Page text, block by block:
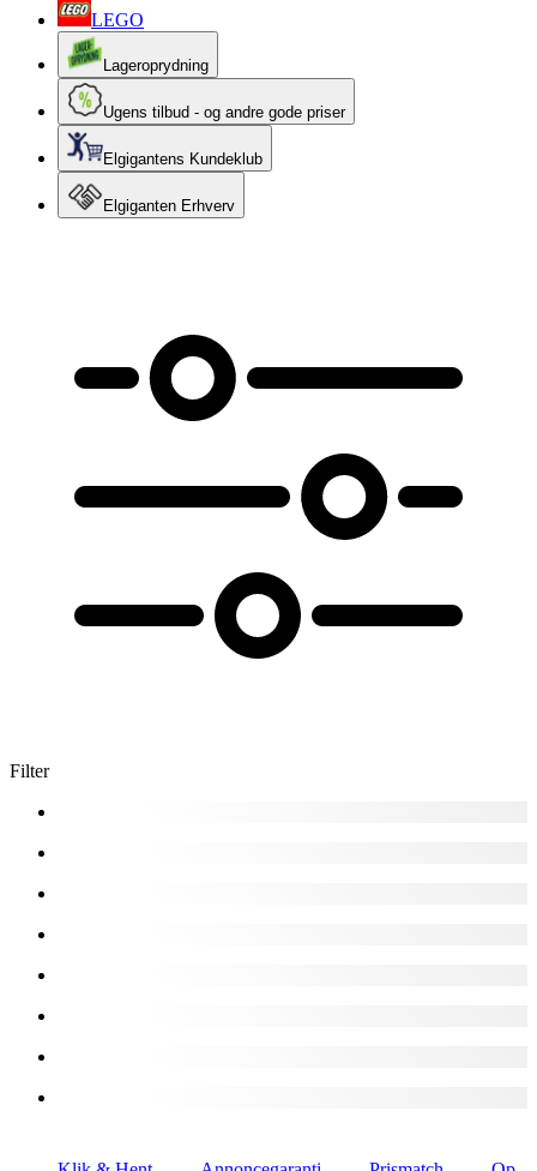
LEGO
Lageroprydning
Ugens tilbud - og andre gode priser
Elgigantens Kundeklub
Elgiganten Erhverv
Filter